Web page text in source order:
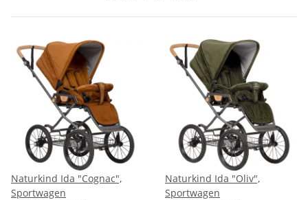
Naturkind Ida "Cognac",
Sportwagen
Naturkind Ida "Oliv",
Sportwagen